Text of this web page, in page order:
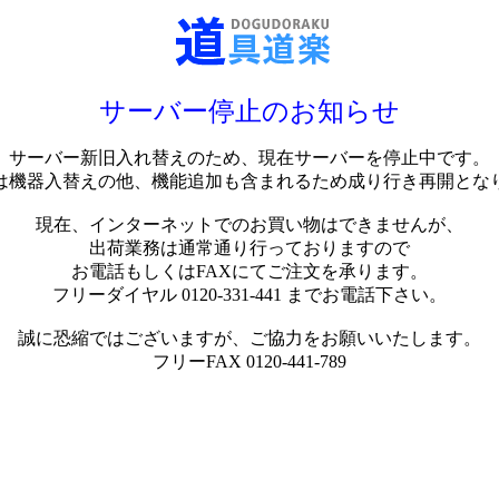
サーバー停止のお知らせ
サーバー新旧入れ替えのため、現在サーバーを停止中です。
機器入替えの他、機能追加も含まれるため成り行き再開とな
現在、インターネットでのお買い物はできませんが、
出荷業務は通常通り行っておりますので
お電話もしくはFAXにてご注文を承ります。
フリーダイヤル 0120-331-441 までお電話下さい。
誠に恐縮ではございますが、ご協力をお願いいたします。
フリーFAX 0120-441-789